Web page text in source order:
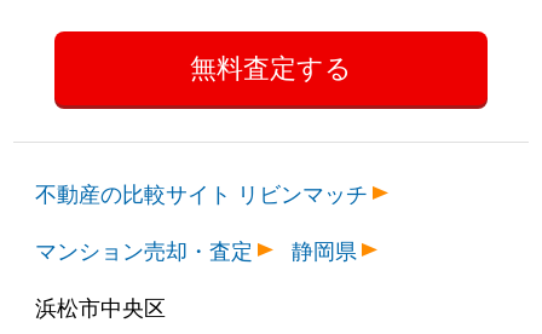
不動産の比較サイト リビンマッチ
マンション売却・査定
静岡県
浜松市中央区